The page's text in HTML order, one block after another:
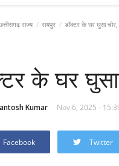
राज्य रायपुर डॉक्टर के घर घुसा चोर,
के घर घुसा
Kumar Nov 6, 2025 -
Facebook Twitter